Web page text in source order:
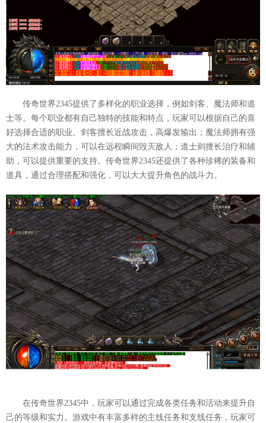
传奇世界2345提供了多样化的职业选择，例如剑客、魔法师和道
士等。每个职业都有自己独特的技能和特点，玩家可以根据自己的喜
好选择合适的职业。剑客擅长近战攻击，高爆发输出；魔法师拥有强
大的法术攻击能力，可以在远程瞬间毁灭敌人；道士则擅长治疗和辅
助，可以提供重要的支持。传奇世界2345还提供了各种珍稀的装备和
道具，通过合理搭配和强化，可以大大提升角色的战斗力。
在传奇世界2345中，玩家可以通过完成各类任务和活动来提升自
己的等级和实力。游戏中有丰富多样的主线任务和支线任务，玩家可